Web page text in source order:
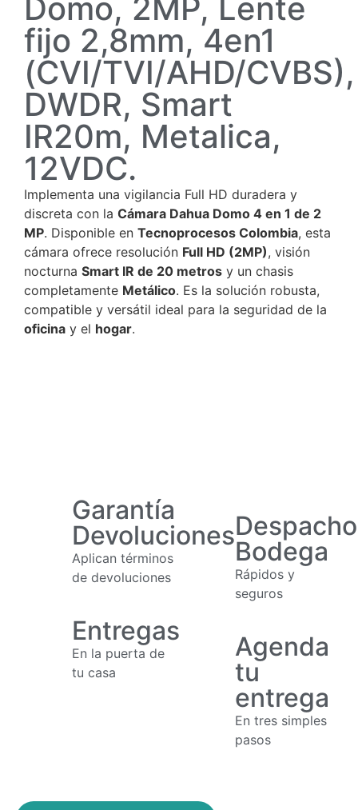
Domo, 2MP, Lente
fijo 2,8mm, 4en1
(CVI/TVI/AHD/CVBS),
DWDR, Smart
IR20m, Metalica,
12VDC.
Implementa una vigilancia Full HD duradera y
discreta con la Cámara Dahua Domo 4 en 1 de 2
MP. Disponible en Tecnoprocesos Colombia, esta
cámara ofrece resolución Full HD (2MP), visión
nocturna Smart IR de 20 metros y un chasis
completamente Metálico. Es la solución robusta,
compatible y versátil ideal para la seguridad de la
oficina y el hogar.
Garantía
Devoluciones
Aplican términos
de devoluciones
Bodega
Rápidos y
seguros
Entregas
En la puerta de
tu casa
Agenda
tu
entrega
En tres simples
pasos